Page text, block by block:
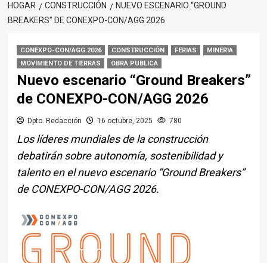
HOGAR CONSTRUCCIÓN
NUEVO ESCENARIO “GROUND
BREAKERS” DE CONEXPO-CON/AGG 2026
CONEXPO-CON/AGG 2026 CONSTRUCCIÓN FERIAS
MINERIA
MOVIMIENTO DE TIERRAS
OBRA PUBLICA
Nuevo escenario “Ground Breakers”
de CONEXPO-CON/AGG 2026
Dpto. Redacción 16 octubre, 2025 780
Los líderes mundiales de la construcción
debatirán sobre autonomía, sostenibilidad y
talento en el nuevo escenario “Ground Breakers”
de CONEXPO-CON/AGG 2026.